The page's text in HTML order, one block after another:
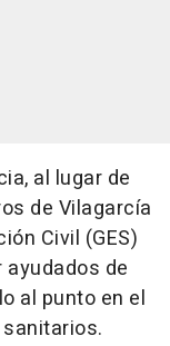
al lugar de
de Vilagarcía
Civil (GES)
de
al punto en el